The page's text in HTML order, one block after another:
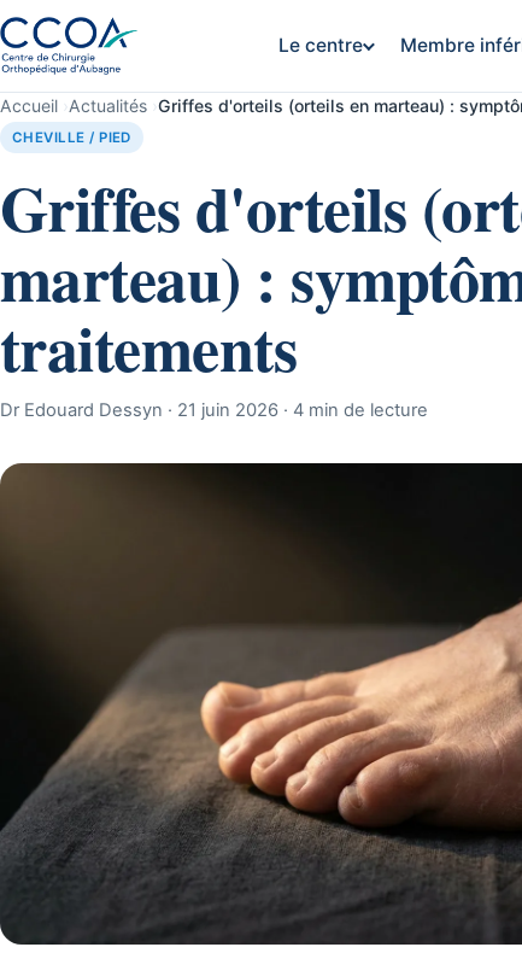
Le centre Membre
Accueil ›Actualités ›Griffes d'orteils (orteils en marteau) :
CHEVILLE / PIED
Griffes d'orteils
marteau) :
traitements
Dr Edouard Dessyn · 21 juin 2026 · 4 min de lecture